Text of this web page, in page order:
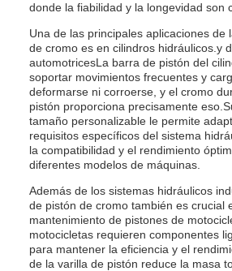
donde la fiabilidad y la longevidad son
Una de las principales aplicaciones de
de cromo es en cilindros hidráulicos.y
automotricesLa barra de pistón del
soportar movimientos frecuentes y
deformarse ni corroerse, y el cromo
pistón proporciona precisamente
tamaño personalizable le permite
requisitos específicos del sistema
la compatibilidad y el rendimiento
diferentes modelos de máquinas.
Además de los sistemas hidráulicos
de pistón de cromo también es crucial
mantenimiento de pistones de
motocicletas requieren componentes
para mantener la eficiencia y el
de la varilla de pistón reduce la masa